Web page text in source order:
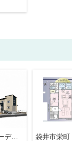
ブルーミングガーデン 袋井市月見町３棟／１期１号棟
袋井市栄